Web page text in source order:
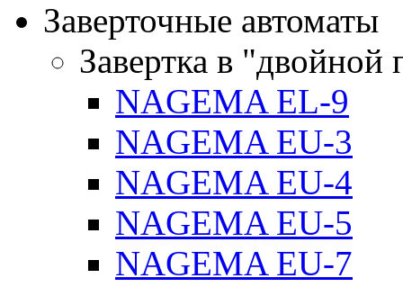
Заверточные автоматы
Завертка в "двойной
NAGEMA EL-9
NAGEMA EU-3
NAGEMA EU-4
NAGEMA EU-5
NAGEMA EU-7